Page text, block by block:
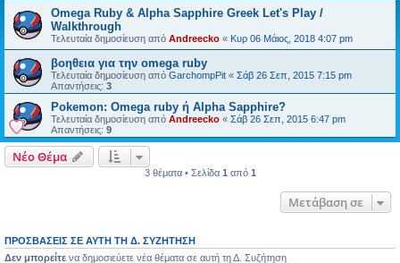
η
Omega Ruby & Alpha Sapphire Greek Let's Play /
Walkthrough
Τελευταία δημοσίευση από Andreecko « Κυρ 06 Μάιος, 2018 4:07 pm
βοηθεια για την omega ruby
Τελευταία δημοσίευση από GarchompPit « Σάβ 26 Σεπ, 2015 7:15 pm
Απαντήσεις: 3
Pokemon: Omega ruby ή Alpha Sapphire?
Τελευταία δημοσίευση από Andreecko « Σάβ 26 Σεπ, 2015 6:47 pm
Απαντήσεις: 9
Νέο Θέμα
3 θέματα • Σελίδα 1 από 1
Μετάβαση σε
ΠΡΟΣΒΆΣΕΙΣ ΣΕ ΑΥΤΉ ΤΗ Δ. ΣΥΖΉΤΗΣΗ
Δεν μπορείτε να δημοσιεύετε νέα θέματα σε αυτή τη Δ. Συζήτηση